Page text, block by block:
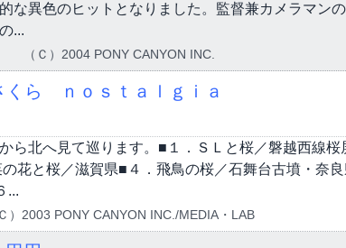
な異色のヒットとなりました。監督兼カメラマン
...
（Ｃ）2004 PONY CANYON INC.
ら ｎｏｓｔａｌｇｉａ
ら北へ見て巡ります。■１．ＳＬと桜／磐越西線桜
花と桜／滋賀県■４．飛鳥の桜／石舞台古墳・奈良
...
Ｃ）2003 PONY CANYON INC./MEDIA・LAB